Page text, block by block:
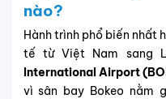
nào?
Hành trình phổ biến nhất
tế từ Việt Nam sang
International Airport
vì sân bay Bokeo nằm